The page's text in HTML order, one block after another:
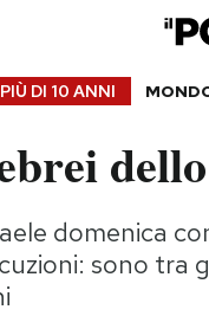
DI 10 ANNI
domenica
sono tra